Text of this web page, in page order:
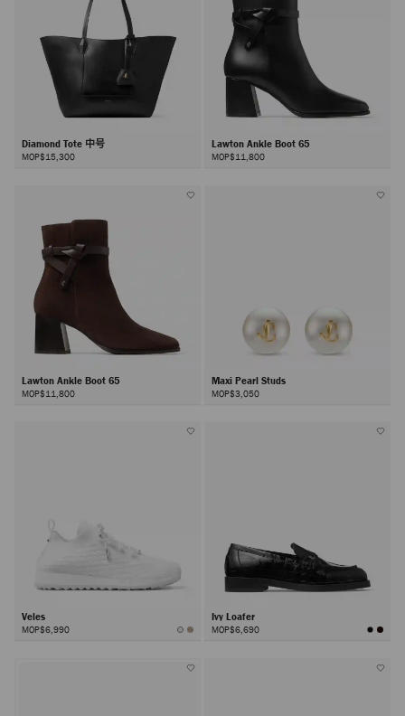
Diamond Tote 中号
MOP$15,300
Lawton Ankle Boot 65
MOP$11,800
Lawton Ankle Boot 65
MOP$11,800
Maxi Pearl Studs
MOP$3,050
Veles
MOP$6,990
Ivy Loafer
MOP$6,690